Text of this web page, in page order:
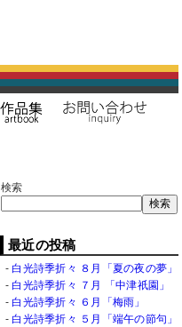
検索
検索
最近の投稿
白光詩季折々 ８月「夏の夜の夢」
白光詩季折々 ７月 「中津祇園」
白光詩季折々 ６月「梅雨」
白光詩季折々 ５月「端午の節句」